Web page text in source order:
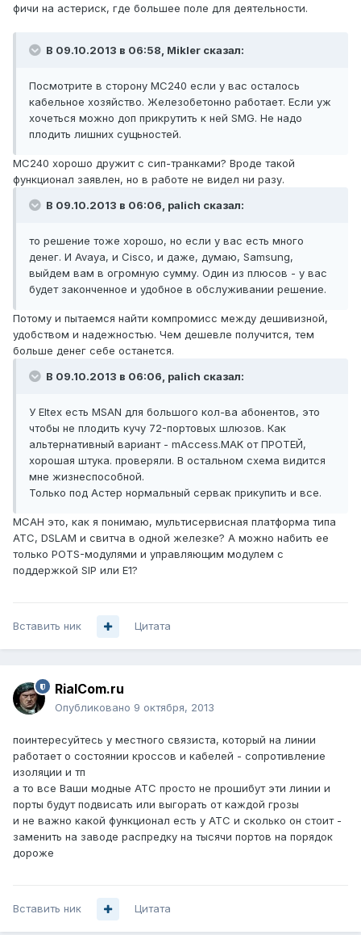
фичи на астериск, где большее поле для деятельности.
В 09.10.2013 в 06:58, Mikler сказал:
Посмотрите в сторону МС240 если у вас осталось
кабельное хозяйство. Железобетонно работает. Если уж
хочеться можно доп прикрутить к ней SMG. Не надо
плодить лишних сущьностей.
МС240 хорошо дружит с сип-транками? Вроде такой
функционал заявлен, но в работе не видел ни разу.
В 09.10.2013 в 06:06, palich сказал:
то решение тоже хорошо, но если у вас есть много
денег. И Avaya, и Cisco, и даже, думаю, Samsung,
выйдем вам в огромную сумму. Один из плюсов - у вас
будет законченное и удобное в обслуживании решение.
Потому и пытаемся найти компромисс между дешивизной,
удобством и надежностью. Чем дешевле получится, тем
больше денег себе останется.
В 09.10.2013 в 06:06, palich сказал:
У Eltex есть MSAN для большого кол-ва абонентов, это
чтобы не плодить кучу 72-портовых шлюзов. Как
альтернативный вариант - mAccess.MAK от ПРОТЕЙ,
хорошая штука. проверяли. В остальном схема видится
мне жизнеспособной.
Только под Астер нормальный сервак прикупить и все.
МСАН это, как я понимаю, мультисервисная платформа типа
АТС, DSLAM и свитча в одной железке? А можно набить ее
только POTS-модулями и управляющим модулем с
поддержкой SIP или E1?
Вставить ник Цитата
RialCom.ru
Опубликовано 9 октября, 2013
поинтересуйтесь у местного связиста, который на линии
работает о состоянии кроссов и кабелей - сопротивление
изоляции и тп
а то все Ваши модные АТС просто не прошибут эти линии и
порты будут подвисать или выгорать от каждой грозы
и не важно какой функционал есть у АТС и сколько он стоит -
заменить на заводе распредку на тысячи портов на порядок
дороже
Вставить ник Цитата